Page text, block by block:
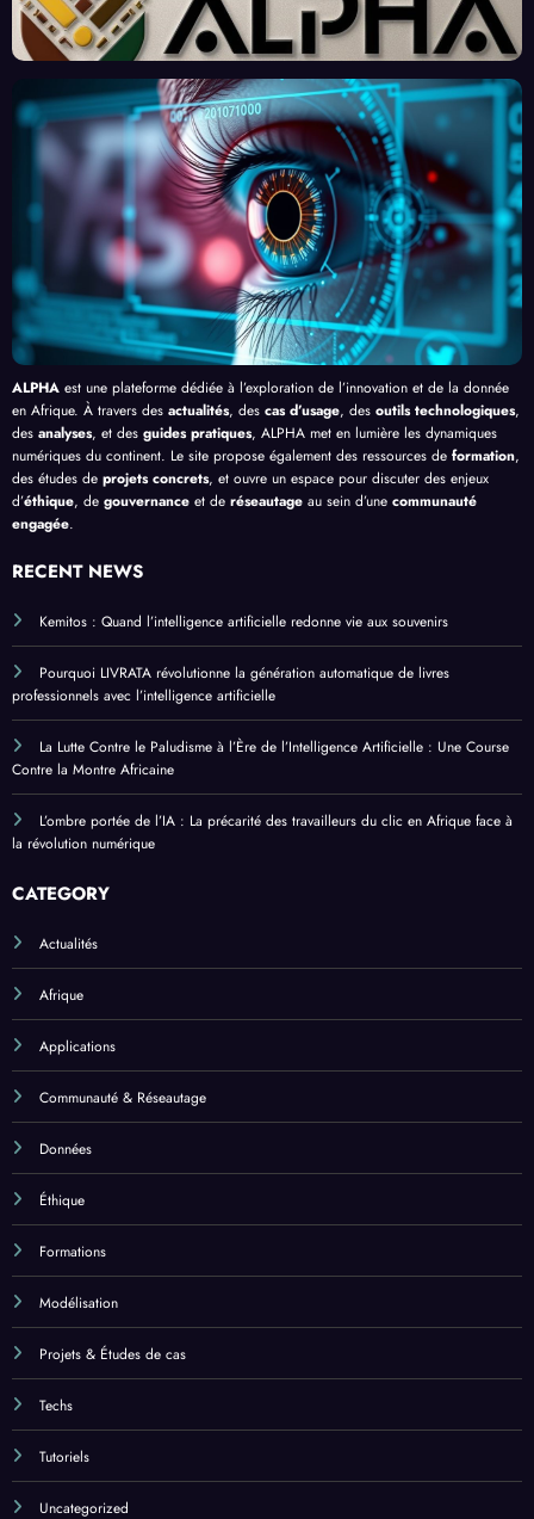
ALPHA est une plateforme dédiée à l’exploration de l’innovation et de la donnée
en Afrique. À travers des actualités, des cas d’usage, des outils technologiques,
des analyses, et des guides pratiques, ALPHA met en lumière les dynamiques
numériques du continent. Le site propose également des ressources de formation,
des études de projets concrets, et ouvre un espace pour discuter des enjeux
d’éthique, de gouvernance et de réseautage au sein d’une communauté
engagée.
RECENT NEWS
Kemitos : Quand l’intelligence artificielle redonne vie aux souvenirs
Pourquoi LIVRATA révolutionne la génération automatique de livres
professionnels avec l’intelligence artificielle
La Lutte Contre le Paludisme à l’Ère de l’Intelligence Artificielle : Une Course
Contre la Montre Africaine
L’ombre portée de l’IA : La précarité des travailleurs du clic en Afrique face à
la révolution numérique
CATEGORY
Actualités
Afrique
Applications
Communauté & Réseautage
Données
Éthique
Formations
Modélisation
Projets & Études de cas
Techs
Tutoriels
Uncategorized